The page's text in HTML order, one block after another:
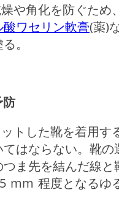
や角化を防ぐため、
ワセリン軟膏(薬)
。
防
トした靴を着用す
はならない。靴の
ま先を結んだ線と
mm 程度となるゆ